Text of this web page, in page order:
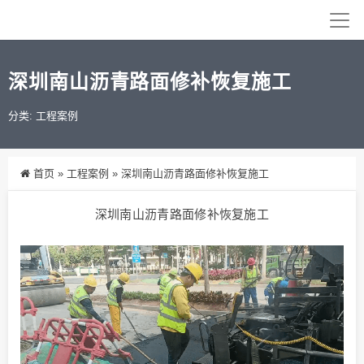
深圳南山沥青路面修补恢复施工
分类: 工程案例
首页 » 工程案例 » 深圳南山沥青路面修补恢复施工
深圳南山沥青路面修补恢复施工